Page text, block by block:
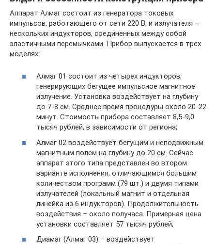
Аппарат Алмаг состоит из генератора токовых
импульсов, работающего от сети 220 В, и излучателя –
нескольких индукторов, соединенных между собой
эластичными перемычками. Прибор выпускается в трех
моделях:
Алмаг 01 состоит из четырех индукторов,
генерирующих бегущее импульсное магнитное
излучение. Установка воздействует на глубину
до 7-8 см. Среднее время процедуры около 20-22
минут. Стоимость прибора составляет 8,5-9,0
тысяч рублей, в зависимости от региона;
Алмаг 02 воздействует бегущим и неподвижным
магнитным полем на глубину до 20 см. Сейчас
аппарат этого типа представлен во втором
варианте исполнения, отличающимся большим
количеством программ (79 шт.) и двумя типами
излучателей (локальный магнит и отдельная
линейка из 6 индукторов). Продолжительность
воздействия – около получаса. Примерная цена
установки составляет 57 тысяч рублей;
Диамаг (Алмаг 03) – воздействует